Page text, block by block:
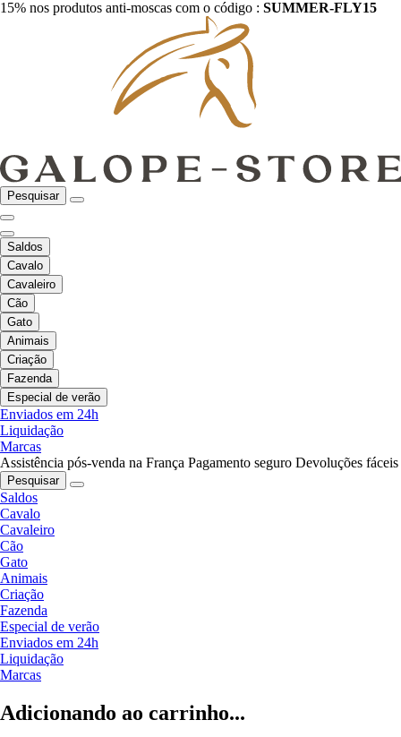
15% nos produtos anti-moscas com o código : SUMMER-FLY15
Pesquisar
Saldos
Cavalo
Cavaleiro
Cão
Gato
Animais
Criação
Fazenda
Especial de verão
Enviados em 24h
Liquidação
Marcas
Assistência pós-venda na França Pagamento seguro Devoluções fáceis
Pesquisar
Saldos
Cavalo
Cavaleiro
Cão
Gato
Animais
Criação
Fazenda
Especial de verão
Enviados em 24h
Liquidação
Marcas
Adicionando ao carrinho...